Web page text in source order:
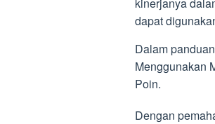
dapat
Dalam
Menggunakan
Poin.
Dengan